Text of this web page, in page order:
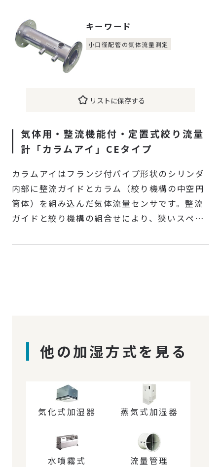
キーワード
小口径配管の気体流量測定
リストに保存する
気体用・整流機能付・定置式絞り流量
計「カラムアイ」CEタイプ
カラムアイはフランジ付パイプ形状のシリンダ
内部に整流ガイドとカラム（絞り機構の中空円
筒体）を組み込んだ気体流量センサです。整流
ガイドと絞り機構の組合せにより、狭いスペー
他の加湿方式を見る
気化式加湿器 蒸気式加湿器
水噴霧式
流量管理